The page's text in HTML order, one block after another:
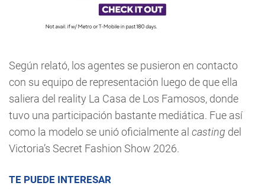
Según relató, los agentes se pusieron en contacto
con su equipo de representación luego de que ella
saliera del reality La Casa de Los Famosos, donde
tuvo una participación bastante mediática. Fue así
como la modelo se unió oficialmente al casting del
Victoria’s Secret Fashion Show 2026.
TE PUEDE INTERESAR